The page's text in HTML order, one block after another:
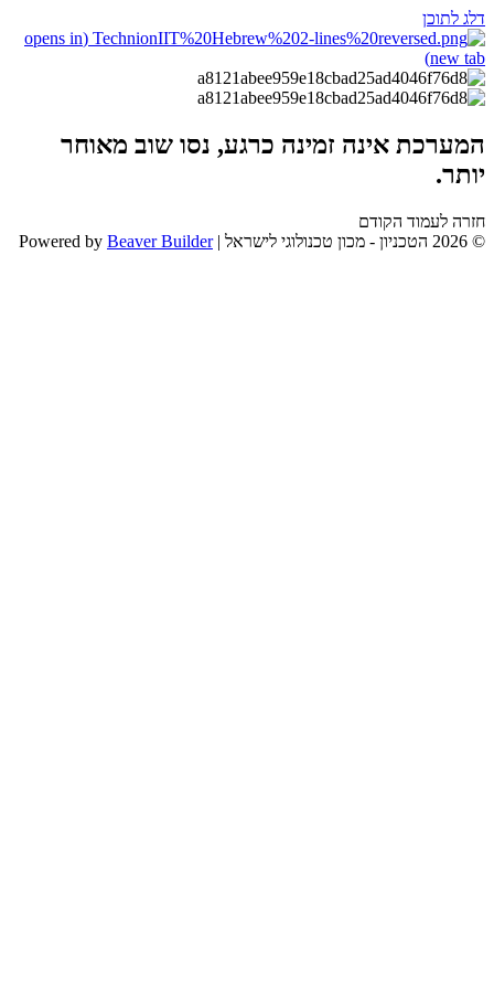
דלג לתוכן
(opens in
new tab)
המערכת אינה זמינה כרגע, נסו שוב מאוחר
יותר.
חזרה לעמוד הקודם
© 2026 הטכניון - מכון טכנולוגי לישראל
|
Powered by Beaver Builder